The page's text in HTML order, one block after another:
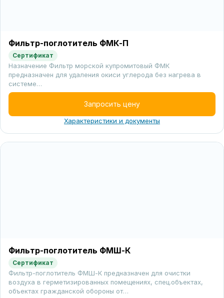
Фильтр-поглотитель ФМК-П
Сертификат
Назначение Фильтр морской купромитовый ФМК
предназначен для удаления окиси углерода без нагрева в
системе…
Запросить цену
Характеристики и документы
Фильтр-поглотитель ФМШ-К
Сертификат
Фильтр-поглотитель ФМШ-К предназначен для очистки
воздуха в герметизированных помещениях, спец.объектах,
объектах гражданской обороны от…